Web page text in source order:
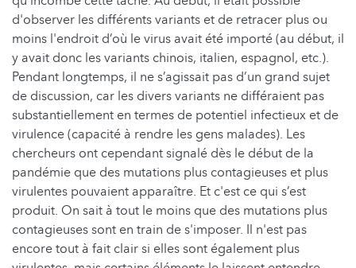
d'observer les différents variants et de retracer plus ou
moins l'endroit d’où le virus avait été importé (au début, il
y avait donc les variants chinois, italien, espagnol, etc.).
Pendant longtemps, il ne s’agissait pas d’un grand sujet
de discussion, car les divers variants ne différaient pas
substantiellement en termes de potentiel infectieux et de
virulence (capacité à rendre les gens malades). Les
chercheurs ont cependant signalé dès le début de la
pandémie que des mutations plus contagieuses et plus
virulentes pouvaient apparaître. Et c'est ce qui s’est
produit. On sait à tout le moins que des mutations plus
contagieuses sont en train de s'imposer. Il n'est pas
encore tout à fait clair si elles sont également plus